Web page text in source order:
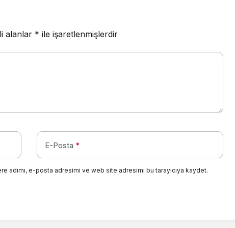
alanlar * ile işaretlenmişlerdir
E-Posta *
adımı, e-posta adresimi ve web site adresimi bu tarayıcıya kaydet.